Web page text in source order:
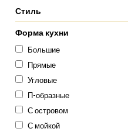
Стиль
Форма кухни
Большие
Прямые
Угловые
П-образные
С островом
С мойкой